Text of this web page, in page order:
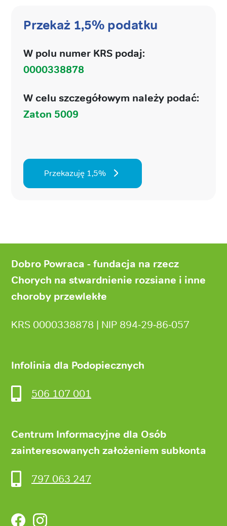
Przekaż 1,5% podatku
W polu numer KRS podaj:
0000338878
W celu szczegółowym należy podać:
Zaton 5009
Przekazuję 1,5%
stronyDobro Powraca - fundacja na rzecz
Chorych na stwardnienie rozsiane i inne
choroby przewlekłe
KRS 0000338878 | NIP 894‑29‑86‑057
Infolinia dla Podopiecznych
506 107 001
Centrum Informacyjne dla Osób
zainteresowanych założeniem subkonta
797 063 247
FacebookInstagram